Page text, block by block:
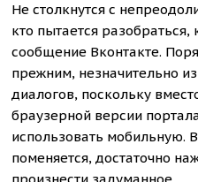
Не столкнутся с
кто пытается разобраться,
сообщение Вконтакте.
прежним, незначительно
диалогов, поскольку
браузерной версии
использовать мобильную.
поменяется, достаточно